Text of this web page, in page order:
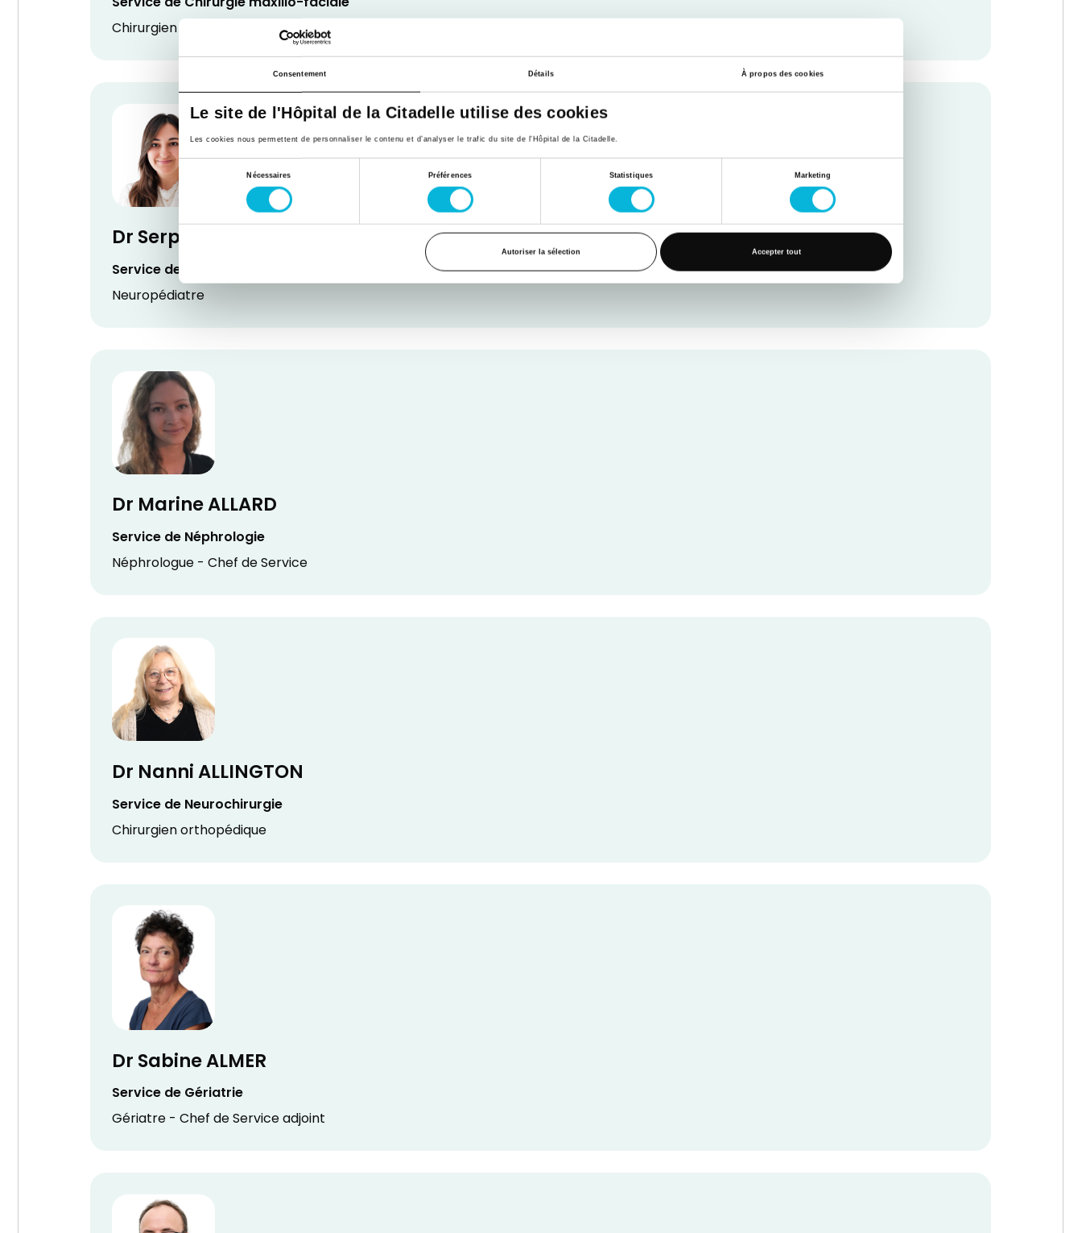
Consentement Détails À propos des cookies
Le site de l'Hôpital de la Citadelle utilise des cookies
Les cookies nous permettent de personnaliser le contenu et d’analyser le trafic du site de l'Hôpital de la Citadelle.
Sélection
du
consentement
Nécessaires Préférences Statistiques Marketing
Autoriser la sélection Accepter tout
Chirurgien maxillo-facial
Dr Serpil ALKAN
Service de Pédiatrie
Neuropédiatre
Dr Marine ALLARD
Service de Néphrologie
Néphrologue - Chef de Service
Dr Nanni ALLINGTON
Service de Neurochirurgie
Chirurgien orthopédique
Dr Sabine ALMER
Service de Gériatrie
Gériatre - Chef de Service adjoint